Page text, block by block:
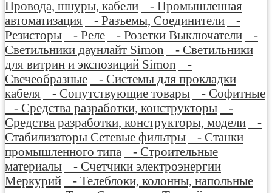
Провода, шнуры, кабели
- Промышленная
автоматизация
- Разъемы, Соединители
-
Резисторы
- Реле - Розетки Выключатели
-
Светильники даунлайт Simon
- Светильники
для витрин и экспозиций Simon
-
Свечеобразные
- Системы для прокладки
кабеля
- Сопутствующие товары
- Софитные
- Средства разработки, конструкторы
-
Средства разработки, конструкторы, модели
-
Стабилизаторы Сетевые фильтры
- Станки
промышленного типа
- Строительные
материалы
- Счетчики электроэнергии
Меркурий
- Телеблоки, колонны, напольные